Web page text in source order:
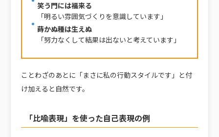
笑う門には福来る
「明るい雰囲気づくりを意識しています」
蒔かぬ種は生えぬ
「努力なくして結果は出ないと考えています」
ことわざのあとに「まさに私の行動スタイルです」と付
け加えると自然です。
「比喩表現」を使った自己表現の例